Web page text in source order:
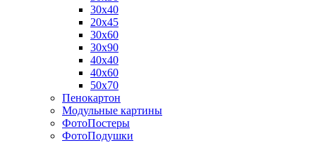
30х40
20х45
30х60
30х90
40х40
40х60
50х70
Пенокартон
Модульные картины
ФотоПостеры
ФотоПодушки